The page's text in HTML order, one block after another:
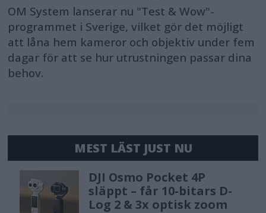
OM System lanserar nu "Test & Wow"-
programmet i Sverige, vilket gör det möjligt
att låna hem kameror och objektiv under fem
dagar för att se hur utrustningen passar dina
behov.
MEST LÄST JUST NU
DJI Osmo Pocket 4P
släppt – får 10-bitars D-
Log 2 & 3x optisk zoom